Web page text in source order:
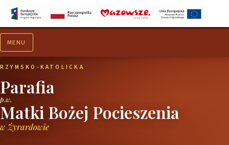
MENU
RZYMSKO-KATOLICKA
Parafia
p.w.
Matki Bożej Pocieszenia
w Żyrardowie